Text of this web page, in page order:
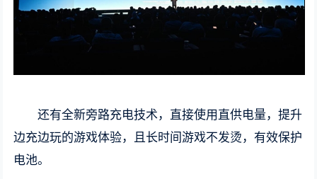
还有全新旁路充电技术，直接使用直供电量，提升
边充边玩的游戏体验，且长时间游戏不发烫，有效保护
电池。